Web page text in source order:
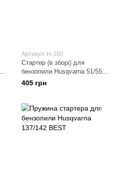
Артикул: H-300
Стартер (в зборі) для
бензопили Husqvarna 51/55
WOODMAN
405 грн